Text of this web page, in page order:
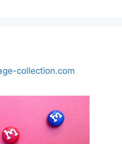
collection.com